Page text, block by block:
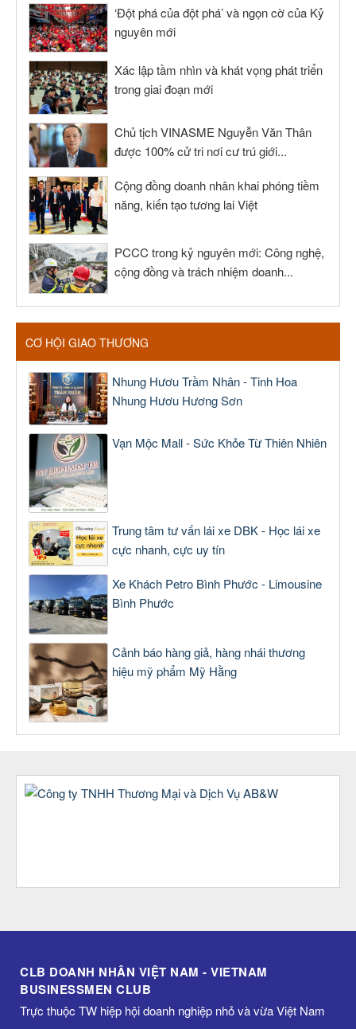
‘Đột phá của đột phá’ và ngọn cờ của Kỷ
nguyên mới
Xác lập tầm nhìn và khát vọng phát triển
trong giai đoạn mới
Chủ tịch VINASME Nguyễn Văn Thân
được 100% cử tri nơi cư trú giới...
Cộng đồng doanh nhân khai phóng tiềm
năng, kiến tạo tương lai Việt
PCCC trong kỷ nguyên mới: Công nghệ,
cộng đồng và trách nhiệm doanh...
CƠ HỘI GIAO THƯƠNG
Nhung Hươu Trầm Nhân - Tinh Hoa
Nhung Hươu Hương Sơn
Vạn Mộc Mall - Sức Khỏe Từ Thiên Nhiên
Trung tâm tư vấn lái xe DBK - Học lái xe
cực nhanh, cực uy tín
Xe Khách Petro Bình Phước - Limousine
Bình Phước
Cảnh báo hàng giả, hàng nhái thương
hiệu mỹ phẩm Mỹ Hằng
CLB DOANH NHÂN VIỆT NAM - VIETNAM
BUSINESSMEN CLUB
Trực thuộc TW hiệp hội doanh nghiệp nhỏ và vừa Việt Nam